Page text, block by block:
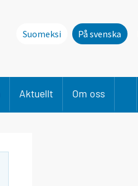
Suomeksi På svenska
Aktuellt Om oss